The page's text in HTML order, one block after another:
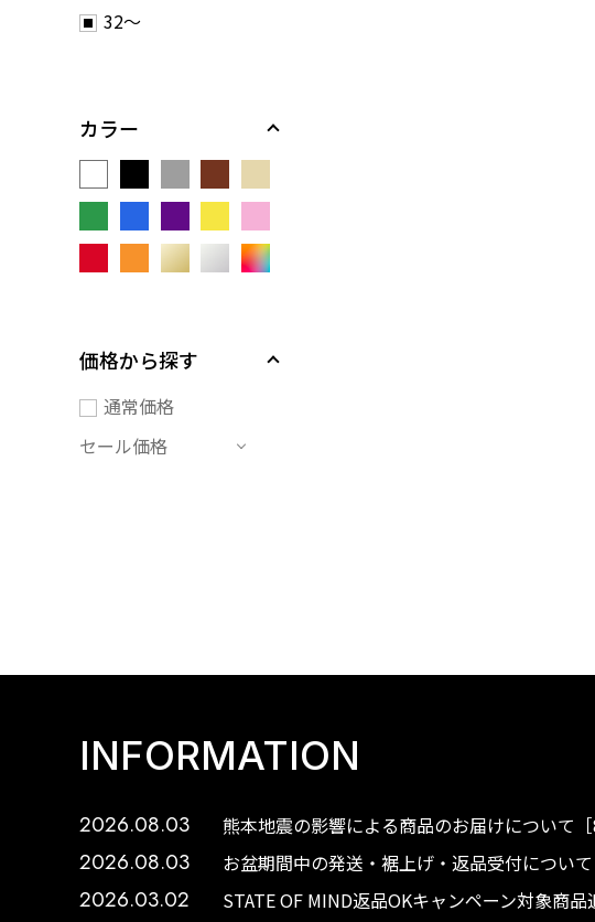
32～
カラー
価格から探す
通常価格
セール価格
INFORMATION
2026.08.03 熊本地震の影響による商品のお届けについて［
2026.08.03 お盆期間中の発送・裾上げ・返品受付について
2026.03.02 STATE OF MIND返品OKキャンペーン対象商品